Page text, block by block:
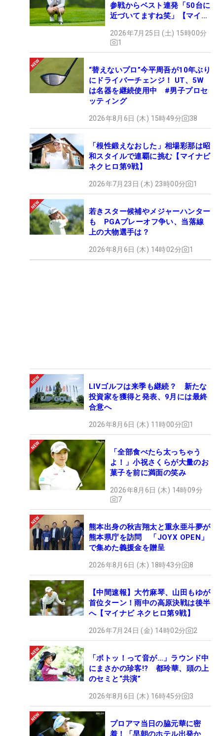
参戦からベスト連発「50台に
近づいてますね笑」【マイナ
2026年7月25日 (土) 15時00分
1
“替えないプロ”今平周吾が10年ぶり
にドライバーチェンジ！ UT、5W
は名器を継続使用中 #男子プロセ
ッティング
2026年8月6日 (木) 15時49分 38
「根性鍛えなおした」相場彩那は昭
和スタイルで連覇に挑む【マイナビ
ネクヒロ第9戦】
2026年7月23日 (木) 23時00分 1
若きスター候補やメジャーハンター
も PGAプレーオフ争い、当落線
上の大物選手は？
2026年8月6日 (木) 14時02分 1
LIVゴルフは来季も継続？ 新たな
投資家を獲得と発表、9月には最終
合意へ
2026年8月6日 (木) 11時00分 1
「全部食べたら太っちゃう
よ！」小祝さくらが大量のお
菓子を前に満面の笑み
2026年8月6日 (木) 14時09分
7
熊本出身の秋吉翔太と重永亜斗夢が
熊本県庁を訪問 「JOYX OPEN」
で集めた義援金を贈呈
2026年8月6日 (木) 18時43分 8
【中間速報】大竹麻琴、山田もゆが
首位ターン！雨中の高原決戦は後半
へ【マイナビ ネクヒロ第9戦】
2026年7月24日 (金) 14時02分 2
「ボトッ！って音が…」ラウンド中
にまさかの珍客!? 都玲華、頭の上
のセミと“共演”
2026年8月6日 (木) 16時45分 3
プロアマ当日の脇元華に密
着！「早朝のホテル出発か